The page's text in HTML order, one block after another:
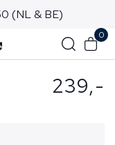
(NL & BE)
0
239,-